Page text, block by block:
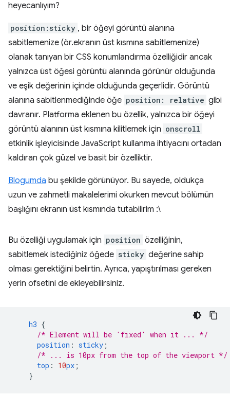
heyecanlıyım?
position:sticky , bir öğeyi görüntü alanına
sabitlemenize (ör.ekranın üst kısmına sabitlemenize)
olanak tanıyan bir CSS konumlandırma özelliğidir ancak
yalnızca üst öğesi görüntü alanında görünür olduğunda
ve eşik değerinin içinde olduğunda geçerlidir. Görüntü
alanına sabitlenmediğinde öğe position: relative gibi
davranır. Platforma eklenen bu özellik, yalnızca bir öğeyi
görüntü alanının üst kısmına kilitlemek için onscroll
etkinlik işleyicisinde JavaScript kullanma ihtiyacını ortadan
kaldıran çok güzel ve basit bir özelliktir.
Blogumda bu şekilde görünüyor. Bu sayede, oldukça
uzun ve zahmetli makalelerimi okurken mevcut bölümün
başlığını ekranın üst kısmında tutabilirim :\
Bu özelliği uygulamak için position özelliğinin,
sabitlemek istediğiniz öğede sticky değerine sahip
olması gerektiğini belirtin. Ayrıca, yapıştırılması gereken
yerin ofsetini de ekleyebilirsiniz.
h3 {
/* Element will be 'fixed' when it ... */
position : sticky ;
/* ... is 10px from the top of the viewport */
top : 10px ;
}